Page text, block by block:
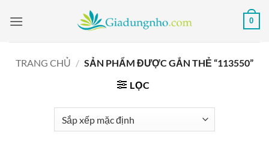
qua
0
TRANG CHỦ / SẢN PHẨM ĐƯỢC GẮN THẺ “113550”
LỌC